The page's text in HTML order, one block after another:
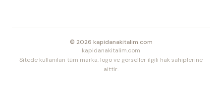
© 2026 kapidanakitalim.com
kapidanakitalim.com
Sitede kullanılan tüm marka, logo ve görseller ilgili hak sahiplerine
aittir.